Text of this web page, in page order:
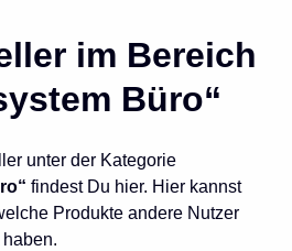
im Bereich
Büro“
unter der Kategorie
findest Du hier. Hier kannst
Produkte andere Nutzer